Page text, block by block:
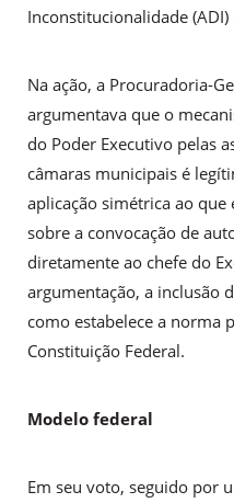
Inconstitucionalidade (ADI)
Na ação, a Procuradoria-
argumentava que o
do Poder Executivo pelas
câmaras municipais é
aplicação simétrica ao que
sobre a convocação de
diretamente ao chefe do
argumentação, a inclusão
como estabelece a norma
Constituição Federal.
Modelo federal
Em seu voto, seguido por